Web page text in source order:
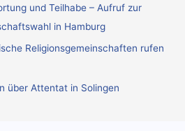
und Teilhabe – Aufruf zur
in Hamburg
Religionsgemeinschaften rufen
über Attentat in Solingen